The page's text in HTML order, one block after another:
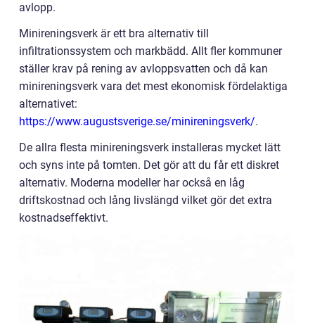
avlopp.
Minireningsverk är ett bra alternativ till
infiltrationssystem och markbädd. Allt fler kommuner
ställer krav på rening av avloppsvatten och då kan
minireningsverk vara det mest ekonomisk fördelaktiga
alternativet:
https://www.augustsverige.se/minireningsverk/.
De allra flesta minireningsverk installeras mycket lätt
och syns inte på tomten. Det gör att du får ett diskret
alternativ. Moderna modeller har också en låg
driftskostnad och lång livslängd vilket gör det extra
kostnadseffektivt.